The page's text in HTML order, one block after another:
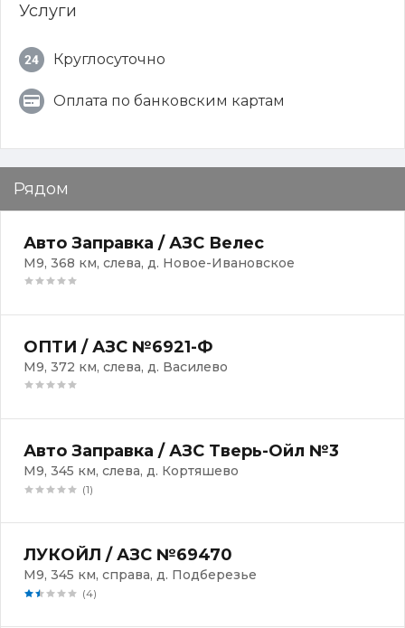
Услуги
Круглосуточно
Оплата по банковским картам
Рядом
Авто Заправка / АЗС Велес
М9, 368 км, слева, д. Новое-Ивановское
ОПТИ / АЗС №6921-Ф
М9, 372 км, слева, д. Василево
Авто Заправка / АЗС Тверь-Ойл №3
М9, 345 км, слева, д. Кортяшево
(1)
ЛУКОЙЛ / АЗС №69470
М9, 345 км, справа, д. Подберезье
(4)